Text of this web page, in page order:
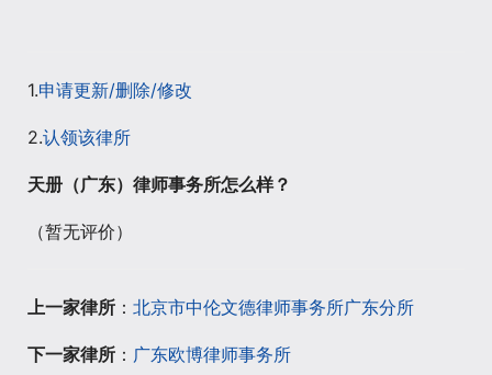
1.申请更新/删除/修改
2.认领该律所
天册（广东）律师事务所怎么样？
（暂无评价）
上一家律所 ： 北京市中伦文德律师事务所广东分所
下一家律所 ： 广东欧博律师事务所